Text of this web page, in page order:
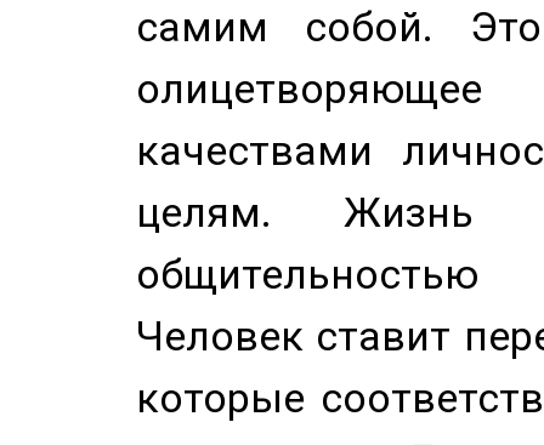
самим собой.
качествами
целям. Жизнь
Человек ставит
которые